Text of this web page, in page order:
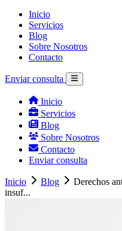
Inicio
Servicios
Blog
Sobre Nosotros
Contacto
Enviar consulta
Inicio
Servicios
Blog
Sobre Nosotros
Contacto
Enviar consulta
Inicio Blog
Derechos
insuf...